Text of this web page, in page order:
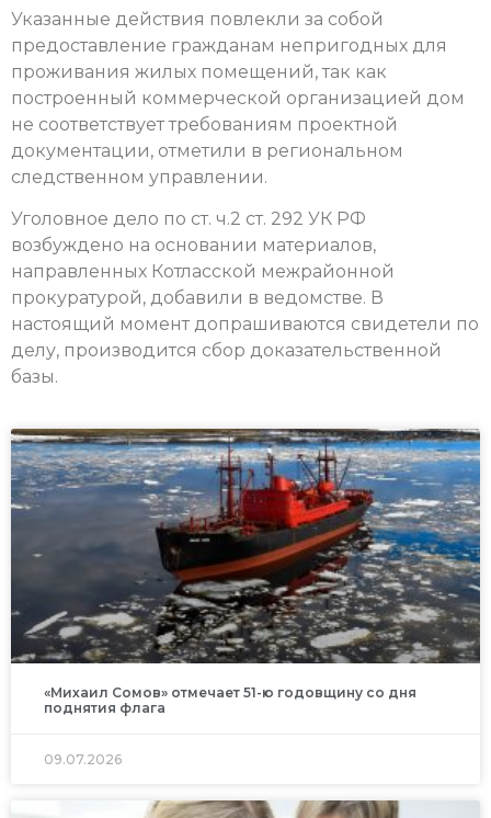
Указанные действия повлекли за собой
предоставление гражданам непригодных для
проживания жилых помещений, так как
построенный коммерческой организацией дом
не соответствует требованиям проектной
документации, отметили в региональном
следственном управлении.
Уголовное дело по ст. ч.2 ст. 292 УК РФ
возбуждено на основании материалов,
направленных Котласской межрайонной
прокуратурой, добавили в ведомстве. В
настоящий момент допрашиваются свидетели по
делу, производится сбор доказательственной
базы.
«Михаил Сомов» отмечает 51-ю годовщину со дня
поднятия флага
09.07.2026